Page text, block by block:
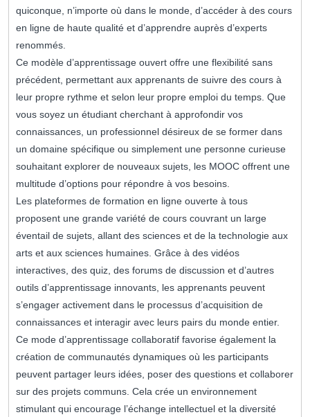
quiconque, n’importe où dans le monde, d’accéder à des cours
en ligne de haute qualité et d’apprendre auprès d’experts
renommés.
Ce modèle d’apprentissage ouvert offre une flexibilité sans
précédent, permettant aux apprenants de suivre des cours à
leur propre rythme et selon leur propre emploi du temps. Que
vous soyez un étudiant cherchant à approfondir vos
connaissances, un professionnel désireux de se former dans
un domaine spécifique ou simplement une personne curieuse
souhaitant explorer de nouveaux sujets, les MOOC offrent une
multitude d’options pour répondre à vos besoins.
Les plateformes de formation en ligne ouverte à tous
proposent une grande variété de cours couvrant un large
éventail de sujets, allant des sciences et de la technologie aux
arts et aux sciences humaines. Grâce à des vidéos
interactives, des quiz, des forums de discussion et d’autres
outils d’apprentissage innovants, les apprenants peuvent
s’engager activement dans le processus d’acquisition de
connaissances et interagir avec leurs pairs du monde entier.
Ce mode d’apprentissage collaboratif favorise également la
création de communautés dynamiques où les participants
peuvent partager leurs idées, poser des questions et collaborer
sur des projets communs. Cela crée un environnement
stimulant qui encourage l’échange intellectuel et la diversité